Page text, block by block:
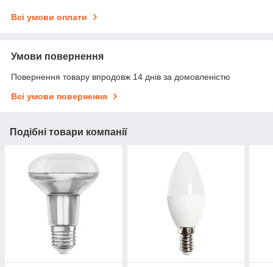
Всі умови оплати
Умови повернення
Повернення товару впродовж 14 днів за домовленістю
Всі умови повернення
Подібні товари компанії